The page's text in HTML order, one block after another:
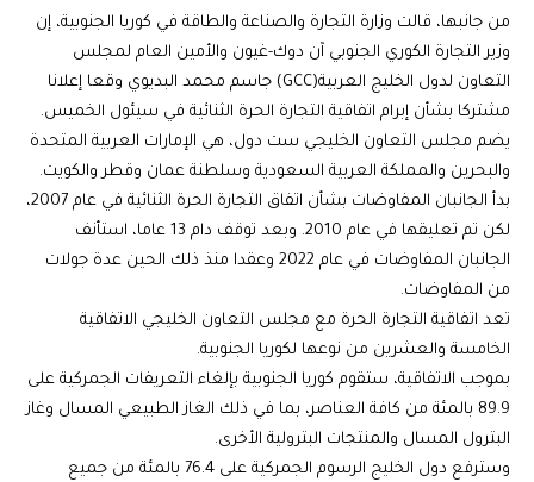
من جانبها، قالت وزارة التجارة والصناعة والطاقة في كوريا الجنوبية، إن
وزير التجارة الكوري الجنوبي آن دوك-غيون والأمين العام لمجلس
التعاون لدول الخليج العربية(GCC) جاسم محمد البديوي وقعا إعلانا
مشتركا بشأن إبرام اتفاقية التجارة الحرة الثنائية في سيئول الخميس.
يضم مجلس التعاون الخليجي ست دول، هي الإمارات العربية المتحدة
والبحرين والمملكة العربية السعودية وسلطنة عمان وقطر والكويت.
بدأ الجانبان المفاوضات بشأن اتفاق التجارة الحرة الثنائية في عام 2007،
لكن تم تعليقها في عام 2010. وبعد توقف دام 13 عاما، استأنف
الجانبان المفاوضات في عام 2022 وعقدا منذ ذلك الحين عدة جولات
من المفاوضات.
تعد اتفاقية التجارة الحرة مع مجلس التعاون الخليجي الاتفاقية
الخامسة والعشرين من نوعها لكوريا الجنوبية.
بموجب الاتفاقية، ستقوم كوريا الجنوبية بإلغاء التعريفات الجمركية على
89.9 بالمئة من كافة العناصر، بما في ذلك الغاز الطبيعي المسال وغاز
البترول المسال والمنتجات البترولية الأخرى.
وسترفع دول الخليج الرسوم الجمركية على 76.4 بالمئة من جميع